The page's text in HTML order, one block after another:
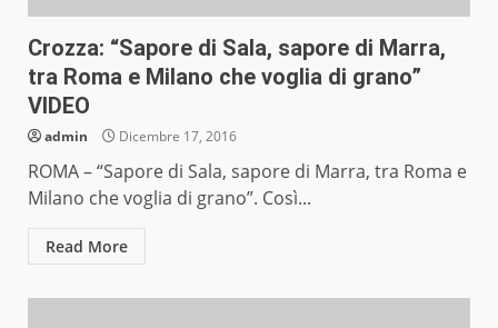
Crozza: “Sapore di Sala, sapore di Marra,
tra Roma e Milano che voglia di grano”
VIDEO
admin Dicembre 17, 2016
ROMA – “Sapore di Sala, sapore di Marra, tra Roma e
Milano che voglia di grano”. Così...
Read More